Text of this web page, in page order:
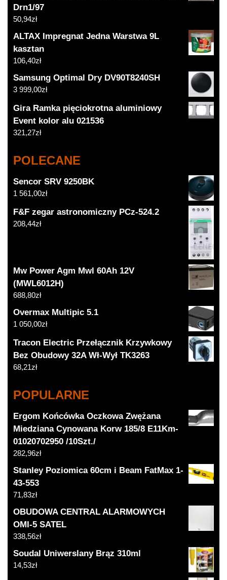
Drn1/97
50,94zł
ALTAX Impregnat Jedna Warstwa 9L
kasztan
106,40zł
Samsung Optimal Dry DV90T8240SH
3 999,00zł
Gira Ramka pięciokrotna aluminiowy
Event kolor alu 021536
321,27zł
POLECANE
Sencor SRV 9250BK
1 561,00zł
F&F zegar astronomiczny PCz-524.2
208,44zł
Mw Power Agm Mwl 60Ah 12V
(MWL6012H)
688,80zł
Overmax Multipic 5.1
1 050,00zł
Tracon Electric Przełącznik Krzywkowy
Bez Obudowy 32A Wł-Wył TK3263
68,21zł
POPULARNE
Ergom Końcówka Oczkowa Zwężana
Miedziana Cynowana Korw 185/8 E11Km-
01020702950 /10Szt./
282,96zł
Stanley Poziomica 60cm i Beam FatMax 1-
43-553
71,83zł
OBUDOWA CENTRAL ALARMOWYCH
OMI-5 SATEL
338,56zł
Soudal Uniwerslany Brąz 310ml
14,53zł